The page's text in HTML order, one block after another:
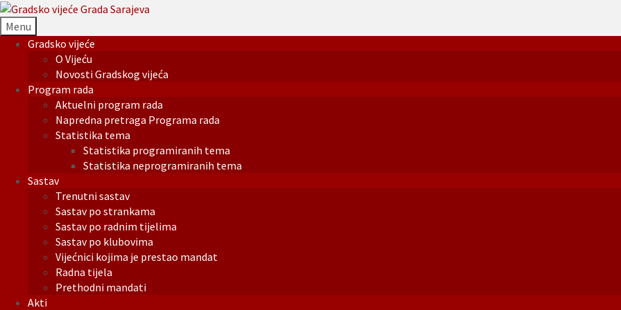
Menu
Gradsko vijeće
O Vijeću
Novosti Gradskog vijeća
Program rada
Aktuelni program rada
Napredna pretraga Programa rada
Statistika tema
Statistika programiranih tema
Statistika neprogramiranih tema
Sastav
Trenutni sastav
Sastav po strankama
Sastav po radnim tijelima
Sastav po klubovima
Vijećnici kojima je prestao mandat
Radna tijela
Prethodni mandati
Akti